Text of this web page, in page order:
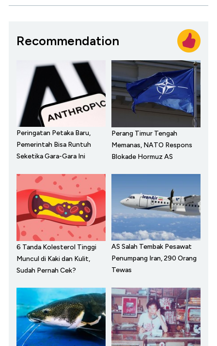
Recommendation
Peringatan Petaka Baru,
Pemerintah Bisa Runtuh
Seketika Gara-Gara Ini
Perang Timur Tengah
Memanas, NATO Respons
Blokade Hormuz AS
6 Tanda Kolesterol Tinggi
Muncul di Kaki dan Kulit,
Sudah Pernah Cek?
AS Salah Tembak Pesawat
Penumpang Iran, 290 Orang
Tewas